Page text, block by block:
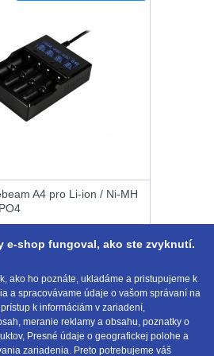
48
64
26
A4 pro Li-ion / Ni-MH
Kúpiť
NA SKLADE
obchod@anod.sk
e-shop fungoval, ako ste zvyknutí.
ako ho poznáte, ukladáme a pristupujeme k
a spracovávame údaje o vašom správaní na
k informáciám v zariadení,
meranie reklamy a obsahu, poznatky o
Presné údaje o geografickej polohe a
zariadenia. Preto potrebujeme váš